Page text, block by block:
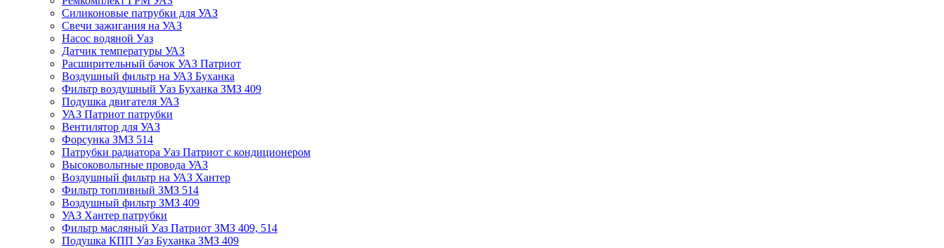
Силиконовые патрубки для УАЗ
Свечи зажигания на УАЗ
Насос водяной Уаз
Датчик температуры УАЗ
Расширительный бачок УАЗ Патриот
Воздушный фильтр на УАЗ Буханка
Фильтр воздушный Уаз Буханка ЗМЗ 409
Подушка двигателя УАЗ
УАЗ Патриот патрубки
Вентилятор для УАЗ
Форсунка ЗМЗ 514
Патрубки радиатора Уаз Патриот с кондиционером
Высоковольтные провода УАЗ
Воздушный фильтр на УАЗ Хантер
Фильтр топливный ЗМЗ 514
Воздушный фильтр ЗМЗ 409
УАЗ Хантер патрубки
Фильтр масляный Уаз Патриот ЗМЗ 409, 514
Подушка КПП Уаз Буханка ЗМЗ 409